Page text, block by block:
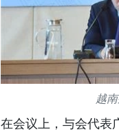
越
在会议上，与会代表